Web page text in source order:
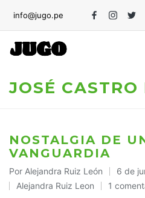
info@jugo.pe
Facebook
JOSÉ
NOSTALGIA DE
VANGUARDIA
Publicado
por
Por Alejandra Ruiz León 6 de
Publicado
Alejandra Ruiz Leon 1